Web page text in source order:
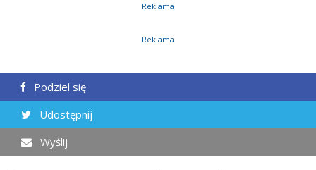
Reklama
Reklama
Podziel się
Udostępnij
Wyślij